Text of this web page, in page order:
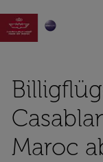

Maroc